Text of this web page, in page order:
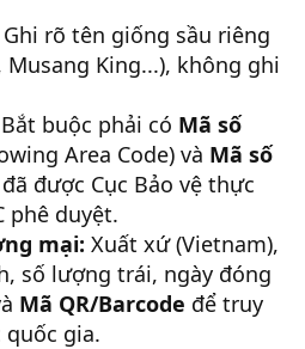
Ghi rõ tên giống sầu riêng
King...), không ghi
Bắt buộc phải có Mã số
Area Code) và Mã số
đã được Cục Bảo vệ thực
phê duyệt.
mại: Xuất xứ (Vietnam),
số lượng trái, ngày đóng
Mã QR/Barcode để truy
gia.